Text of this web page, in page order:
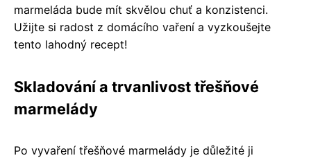
marmeláda bude mít skvělou chuť a konzistenci.
Užijte si radost z domácího vaření a vyzkoušejte
tento lahodný recept!
Skladování a trvanlivost třešňové
marmelády
Po vyvaření třešňové marmelády je důležité ji